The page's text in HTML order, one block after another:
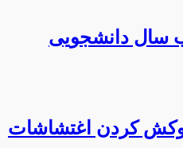
سال دانشجویی
کردن اغتشاشات